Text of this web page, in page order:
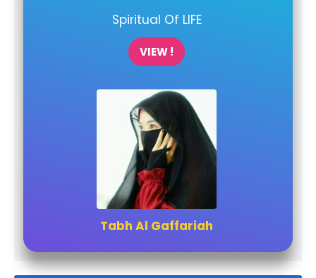
Spiritual Of LIFE
VIEW !
Tabh Al Gaffariah